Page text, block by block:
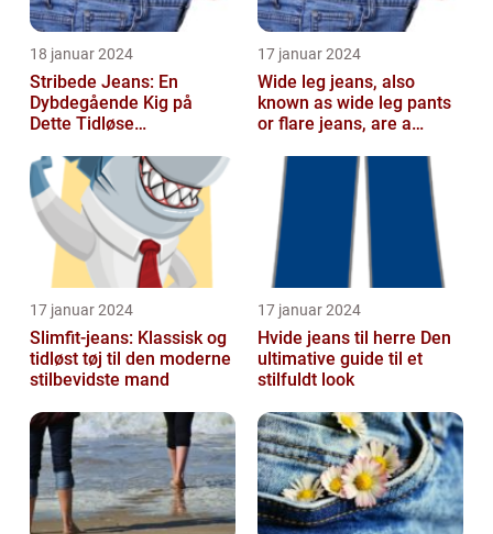
18 januar 2024
Stribede Jeans: En
Dybdegående Kig på
Dette Tidløse
17 januar 2024
Wide leg jeans, also
known as wide leg pants
or flare jeans, are a
for those ...
17 januar 2024
Slimfit-jeans: Klassisk og
tidløst tøj til den moderne
stilbevidste mand
17 januar 2024
Hvide jeans til herre Den
ultimative guide til et
stilfuldt look